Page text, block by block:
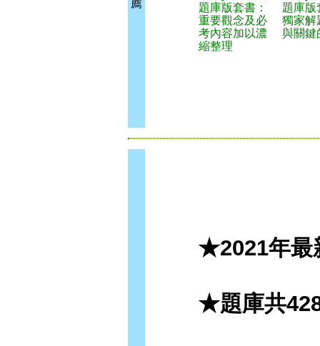
薦
題庫版套書：
重要觀念及必
考內容加以濃
縮整理
題庫版
獨家解
與關鍵
★2021年最新
★題庫共428